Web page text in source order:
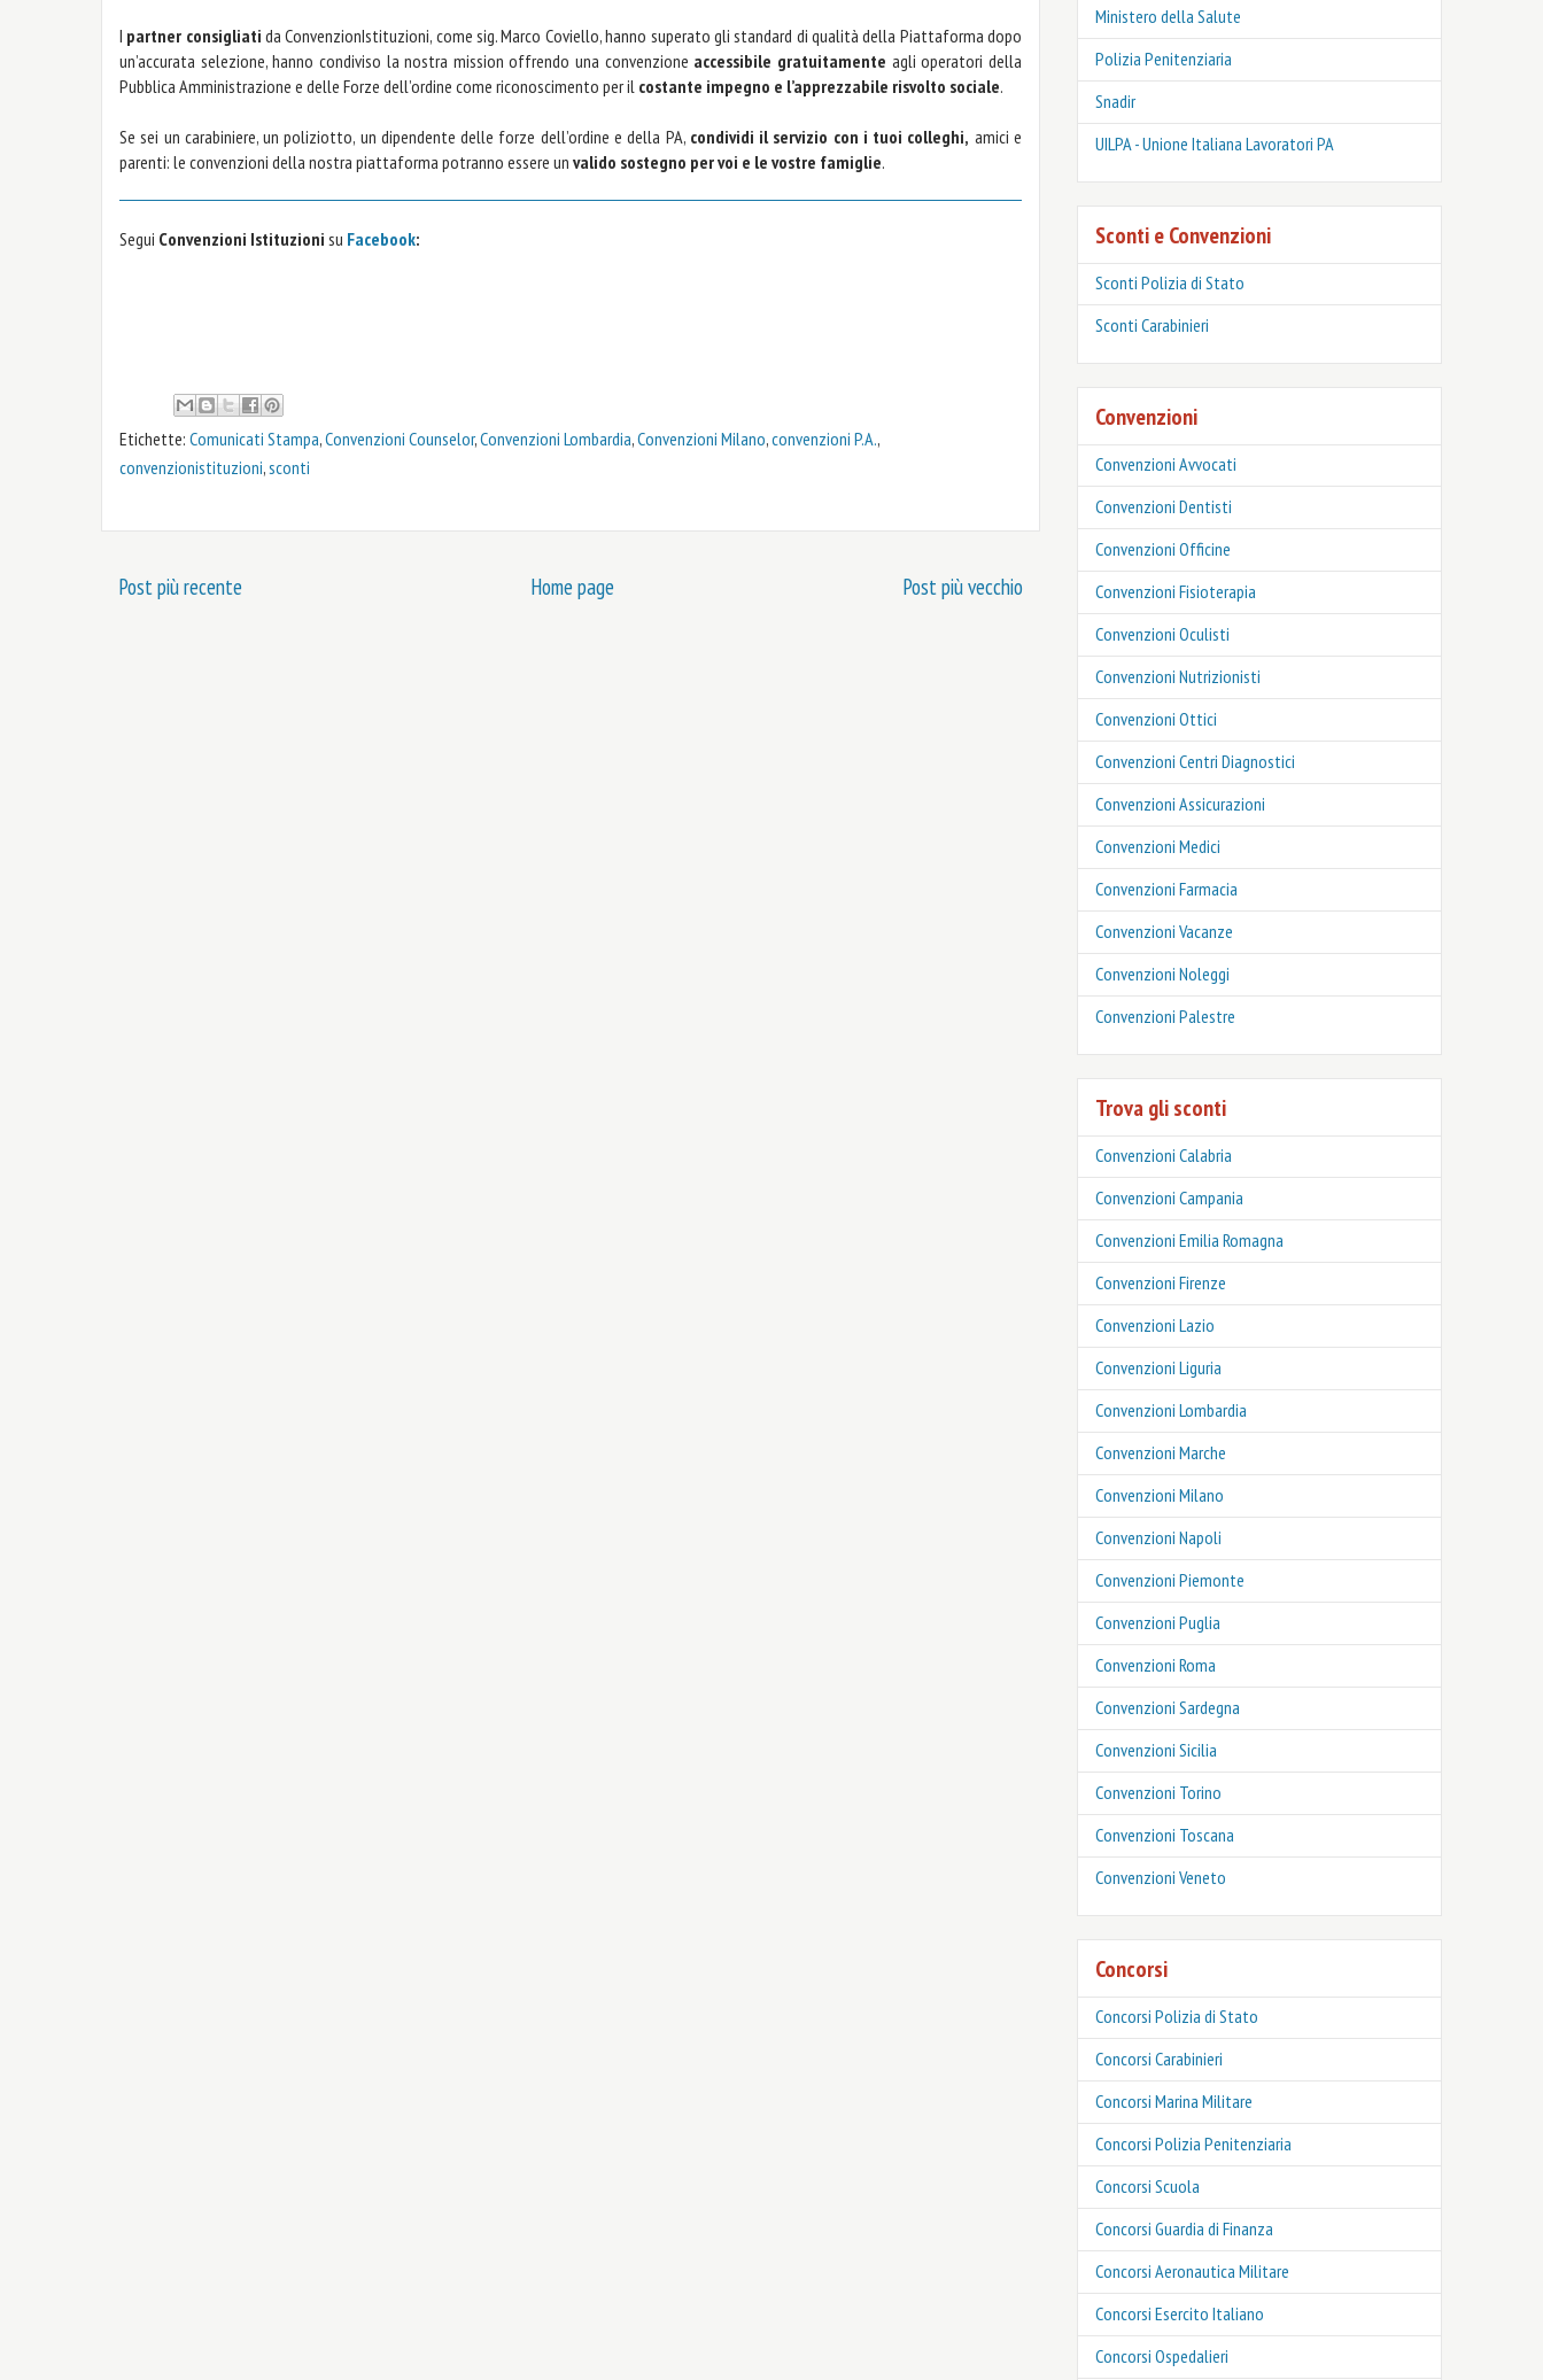
I partner consigliati da ConvenzionIstituzioni, come sig. Marco Coviello, hanno superato gli standard di qualità della Piattaforma dopo
un’accurata selezione, hanno condiviso la nostra mission offrendo una convenzione accessibile gratuitamente agli operatori della
Pubblica Amministrazione e delle Forze dell’ordine come riconoscimento per il costante impegno e l’apprezzabile risvolto sociale.
Se sei un carabiniere, un poliziotto, un dipendente delle forze dell’ordine e della PA, condividi il servizio con i tuoi colleghi, amici e
parenti: le convenzioni della nostra piattaforma potranno essere un valido sostegno per voi e le vostre famiglie.
Segui Convenzioni Istituzioni su Facebook:
Etichette: Comunicati Stampa,Convenzioni Counselor,Convenzioni Lombardia,Convenzioni Milano,convenzioni P.A.,
convenzionistituzioni,sconti
Post più recente Post più vecchio
Home page
Ministero della Salute
Polizia Penitenziaria
Snadir
UILPA - Unione Italiana Lavoratori PA
Sconti e Convenzioni
Sconti Polizia di Stato
‎Sconti Carabinieri
Convenzioni
Convenzioni Avvocati
Convenzioni Dentisti
Convenzioni Officine
Convenzioni Fisioterapia
Convenzioni Oculisti
Convenzioni Nutrizionisti
Convenzioni Ottici
Convenzioni Centri Diagnostici
Convenzioni Assicurazioni
Convenzioni Medici
Convenzioni Farmacia
Convenzioni Vacanze
Convenzioni Noleggi
Convenzioni Palestre
Trova gli sconti
Convenzioni Calabria
Convenzioni Campania
Convenzioni Emilia Romagna
Convenzioni Firenze
Convenzioni Lazio
Convenzioni Liguria
Convenzioni Lombardia
Convenzioni Marche
Convenzioni Milano
Convenzioni Napoli
Convenzioni Piemonte
Convenzioni Puglia
Convenzioni Roma
Convenzioni Sardegna
Convenzioni Sicilia
Convenzioni Torino
Convenzioni Toscana
Convenzioni Veneto
Concorsi
Concorsi Polizia di Stato
Concorsi Carabinieri
Concorsi Marina Militare
Concorsi Polizia Penitenziaria
Concorsi Scuola
Concorsi Guardia di Finanza
Concorsi Aeronautica Militare
Concorsi Esercito Italiano
Concorsi Ospedalieri